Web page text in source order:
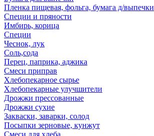
Пленка пищевая, фольга, бумага д/выпечки
Специи и пряности
Имбирь, корица
Специи
Чеснок, лук
Соль,сода
Перец, паприка, аджика
Смеси приправ
Хлебопекарное сырье
Хлебопекарные улучшители
Дрожжи прессованные
Дрожжи сухие
Закваски, заварки, солод
Посыпки зерновые, кунжут
Смеси для хлеба